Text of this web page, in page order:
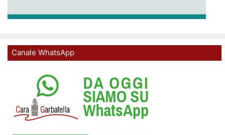
Canale WhatsApp